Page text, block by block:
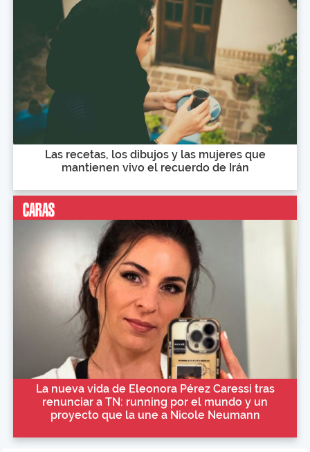
Las recetas, los dibujos y las mujeres que
mantienen vivo el recuerdo de Irán
La nueva vida de Eleonora Pérez Caressi tras
renunciar a TN: running por el mundo y un
proyecto que la une a Nicole Neumann